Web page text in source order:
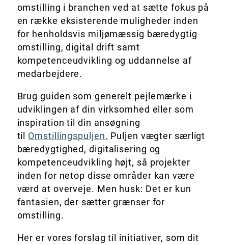
omstilling i branchen ved at sætte fokus på
en række eksisterende muligheder inden
for henholdsvis miljømæssig bæredygtig
omstilling, digital drift samt
kompetenceudvikling og uddannelse af
medarbejdere.
Brug guiden som generelt pejlemærke i
udviklingen af din virksomhed eller som
inspiration til din ansøgning
til Omstillingspuljen. Puljen vægter særligt
bæredygtighed, digitalisering og
kompetenceudvikling højt, så projekter
inden for netop disse områder kan være
værd at overveje. Men husk: Det er kun
fantasien, der sætter grænser for
omstilling.
Her er vores forslag til initiativer, som dit